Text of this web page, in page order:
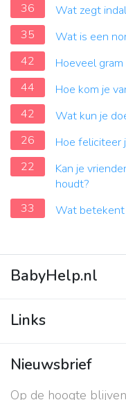
36
Wat zegt
35
Wat is een
42
Hoeveel
44
Hoe kom je
42
Wat kun je
26
Hoe feliciteer
22
Kan je
houdt?
33
Wat betekent
BabyHelp.nl
Vraag & Antwoord
Links
Contact
Over ons
Nieuwsbrief
Op de hoogte